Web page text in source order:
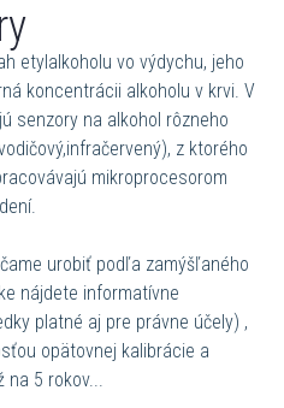
etylalkoholu vo výdychu, jeho
koncentrácii alkoholu v krvi. V
senzory na alkohol rôzneho
z ktorého
mikroprocesorom
urobiť podľa zamýšľaného
nájdete informatívne
platné aj pre právne účely) ,
opätovnej kalibrácie a
na 5 rokov...